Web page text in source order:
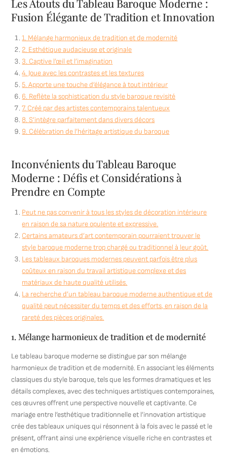
Les Atouts du Tableau Baroque Moderne :
Fusion Élégante de Tradition et Innovation
1. Mélange harmonieux de tradition et de modernité
2. Esthétique audacieuse et originale
3. Captive l’œil et l’imagination
4. Joue avec les contrastes et les textures
5. Apporte une touche d’élégance à tout intérieur
6. Reflète la sophistication du style baroque revisité
7. Créé par des artistes contemporains talentueux
8. S’intègre parfaitement dans divers décors
9. Célébration de l’héritage artistique du baroque
Inconvénients du Tableau Baroque
Moderne : Défis et Considérations à
Prendre en Compte
Peut ne pas convenir à tous les styles de décoration intérieure
en raison de sa nature opulente et expressive.
Certains amateurs d’art contemporain pourraient trouver le
style baroque moderne trop chargé ou traditionnel à leur goût.
Les tableaux baroques modernes peuvent parfois être plus
coûteux en raison du travail artistique complexe et des
matériaux de haute qualité utilisés.
La recherche d’un tableau baroque moderne authentique et de
qualité peut nécessiter du temps et des efforts, en raison de la
rareté des pièces originales.
1. Mélange harmonieux de tradition et de modernité
Le tableau baroque moderne se distingue par son mélange
harmonieux de tradition et de modernité. En associant les éléments
classiques du style baroque, tels que les formes dramatiques et les
détails complexes, avec des techniques artistiques contemporaines,
ces œuvres offrent une perspective nouvelle et captivante. Ce
mariage entre l’esthétique traditionnelle et l’innovation artistique
crée des tableaux uniques qui résonnent à la fois avec le passé et le
présent, offrant ainsi une expérience visuelle riche en contrastes et
en émotions.